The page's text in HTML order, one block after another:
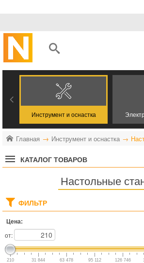
Инструмент и оснастка
Главная Инструмент и оснастка
КАТАЛОГ ТОВАРОВ
Настольные
ФИЛЬТР
Цена:
от:
210 31 844 63 478 95 112 126 746